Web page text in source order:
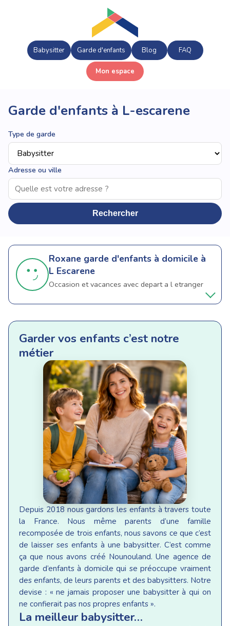
Babysitter Garde d'enfants Blog FAQ
Mon espace
Garde d'enfants à L-escarene
Type de garde
Adresse ou ville
Rechercher
Roxane garde d'enfants à domicile à
L Escarene
Occasion et vacances avec depart a l etranger
Garder vos enfants c’est notre
métier
Depuis 2018 nous gardons les enfants à travers toute
la France. Nous même parents d’une famille
recomposée de trois enfants, nous savons ce que c’est
de laisser ses enfants à une babysitter. C’est comme
ça que nous avons créé Nounouland. Une agence de
garde d’enfants à domicile qui se préoccupe vraiment
des enfants, de leurs parents et des babysitters. Notre
devise : « ne jamais proposer une babysitter à qui on
ne confierait pas nos propres enfants ».
La meilleur babysitter…